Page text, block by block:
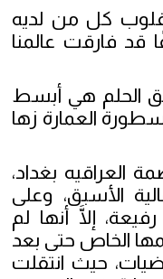
كل من لديه
قد فارقت عالمنا
الحلم هي أبسط
العمارة زها
في العاصمة العراقيه بغداد،
الأسبق، وعلى
إلَّا أنها لم
الخاص حتى بعد
حيث انتقلت